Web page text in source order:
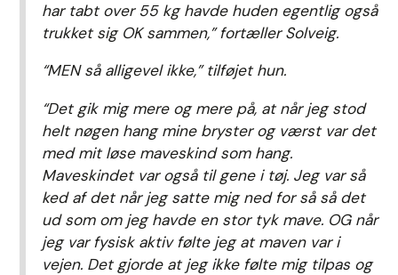
har tabt over 55 kg havde huden egentlig også
trukket sig OK sammen,”fortæller Solveig.
“MEN så alligevel ikke,”tilføjet hun.
“Det gik mig mere og mere på, at når jeg stod
helt nøgen hang mine bryster og værst var det
med mit løse maveskind som hang.
Maveskindet var også til gene i tøj. Jeg var så
ked af det når jeg satte mig ned for så så det
ud som om jeg havde en stor tyk mave. OG når
jeg var fysisk aktiv følte jeg at maven var i
vejen. Det gjorde at jeg ikke følte mig tilpas og